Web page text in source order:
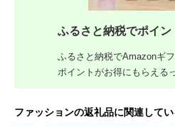
ふるさと納税でポイン
ふるさと納税でAmazonギ
ポイントがお得にもらえる
ファッションの返礼品に関連してい